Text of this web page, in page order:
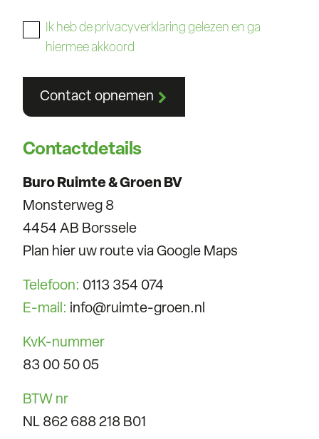
Ik heb de privacyverklaring gelezen en ga
hiermee akkoord
Contact opnemen
Contactdetails
Buro Ruimte & Groen BV
Monsterweg 8
4454 AB Borssele
Plan hier uw route via Google Maps
Telefoon: 0113 354 074
E-mail: info@ruimte-groen.nl
KvK-nummer
83 00 50 05
BTW nr
NL 862 688 218 B01